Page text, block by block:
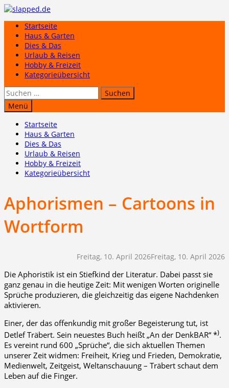
Zum
springenStartseite
Haus & Garten
Dies & Das
Urlaub & Reisen
Hobby & Freizeit
Kategorieübersicht
Suchen
nach:
Menü
Startseite
Haus & Garten
Dies & Das
Urlaub & Reisen
Hobby & Freizeit
Kategorieübersicht
Aphorismen – Cartoons in
Wortform
Freitag, 10. April 2026Freitag, 10. April 2026
Die Aphoristik ist ein Stiefkind der Literatur. Dabei passt sie
ganz genau in die heutige Zeit: Mit wenigen Worten originelle
Sprüche produzieren, die gleichzeitig das eigene Nachdenken
aktivieren.
Einer, der das offenkundig mit großer Begeisterung tut, ist
Detlef Träbert. Sein neuestes Buch heißt „An der DenkBAR“ *).
Es vereint rund 600 „Sprüche“, die sich aktuellen Themen
unserer Zeit widmen: Freiheit, Krieg und Frieden, Demokratie,
Medienwelt, Zeitgeist, Weltanschauung – Träbert schaut dem
Leben auf die Finger.